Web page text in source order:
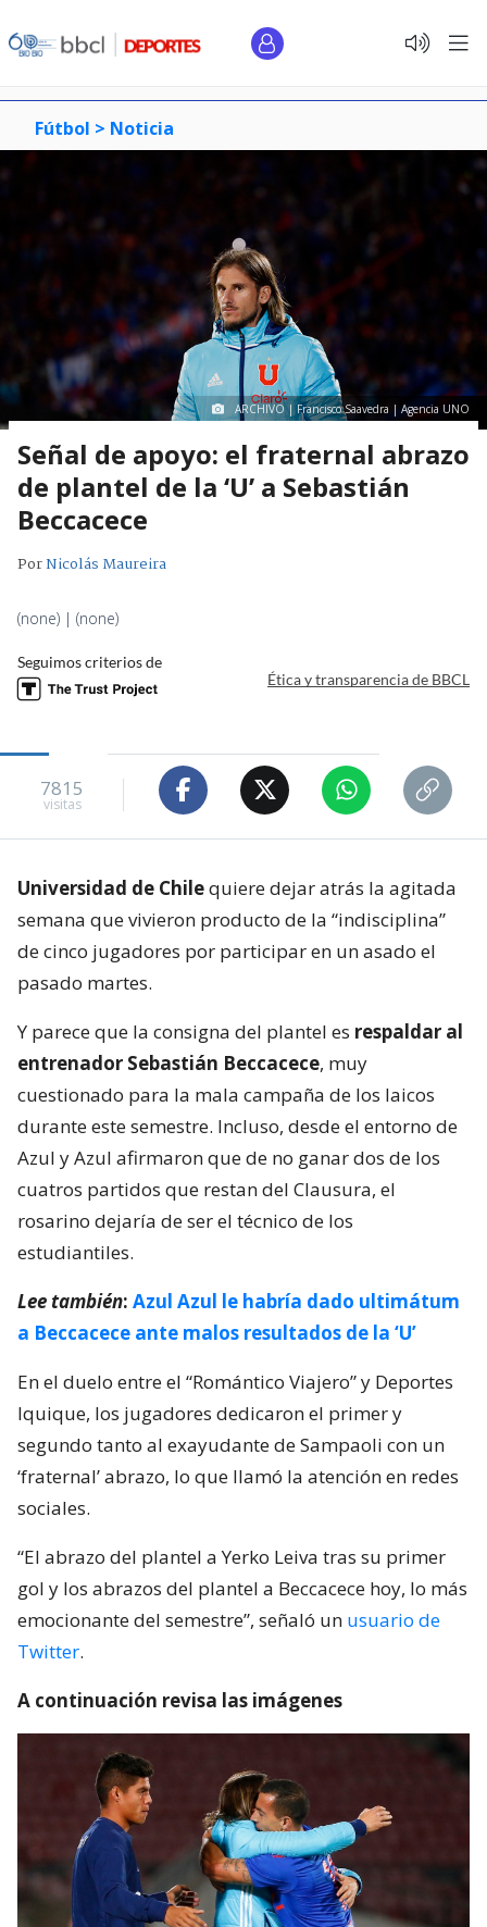
Fútbol > Noticia
ARCHIVO | Francisco Saavedra | Agencia UNO
Señal de apoyo: el fraternal abrazo
de plantel de la ‘U’ a Sebastián
Beccacece
PorNicolás Maureira
(none) | (none)
Seguimos criterios de
Ética y transparencia de BBCL
7815
visitas
Universidad de Chilequiere dejar atrás la agitada
semana que vivieron producto de la “indisciplina”
de cinco jugadores por participar en un asado el
pasado martes.
Y parece que la consigna del plantel es respaldar al
entrenador Sebastián Beccacece, muy
cuestionado para la mala campaña de los laicos
durante este semestre. Incluso, desde el entorno de
Azul y Azul afirmaron que de no ganar dos de los
cuatros partidos que restan del Clausura, el
rosarino dejaría de ser el técnico de los
estudiantiles.
Lee también: Azul Azul le habría dado ultimátum
a Beccacece ante malos resultados de la ‘U’
En el duelo entre el “Romántico Viajero” y Deportes
Iquique, los jugadores dedicaron el primer y
segundo tanto al exayudante de Sampaoli con un
‘fraternal’ abrazo, lo que llamó la atención en redes
sociales.
“El abrazo del plantel a Yerko Leiva tras su primer
gol y los abrazos del plantel a Beccacece hoy, lo más
emocionante del semestre”, señaló un usuario de
Twitter.
A continuación revisa las imágenes